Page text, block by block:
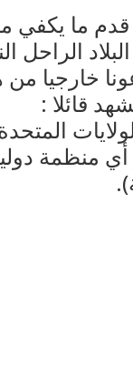
ما يكفي
الراحل
خارجيا
قائلا :
منظمة